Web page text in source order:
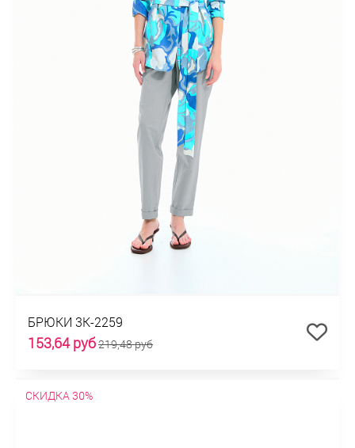
БРЮКИ 3К-2259
153,64 руб219,48 руб
СКИДКА 30%